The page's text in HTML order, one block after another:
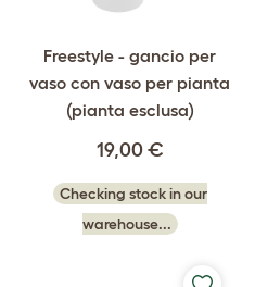
Freestyle - gancio per
vaso con vaso per pianta
(pianta esclusa)
19,00 €
Checking stock in our
warehouse...